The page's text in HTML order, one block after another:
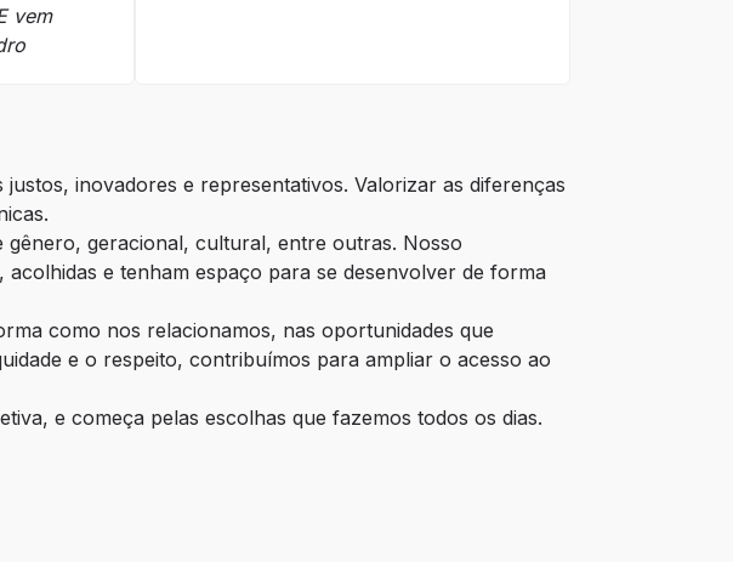
vem
inovadores e representativos. Valorizar as diferenças
gênero, geracional, cultural, entre outras. Nosso
e tenham espaço para se desenvolver de forma
como nos relacionamos, nas oportunidades que
e o respeito, contribuímos para ampliar o acesso ao
e começa pelas escolhas que fazemos todos os dias.